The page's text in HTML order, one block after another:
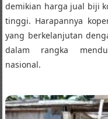
demikian harga jual biji
tinggi. Harapannya
yang berkelanjutan
dalam rangka
nasional.